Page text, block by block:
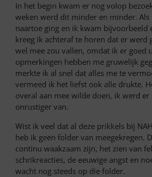
In het begin kwam er nog volop
weken werd dit minder en minder. Als
naartoe ging en ik kwam bijvoorbeeld
kreeg ik achteraf te horen dat er werd
wel mee zou vallen, omdat ik er goed
opmerkingen hebben me gruwelijk
merkte ik al snel dat alles me te
vermeed ik het liefst ook alle drukte.
overal aan mee wilde doen, ik werd er
onrustiger van.
Wist ik veel dat al deze prikkels bij
heb ik geen folder van meegekregen.
continu waakzaam zijn, het zien van
schrikreacties, de eeuwige angst en
wacht nog steeds op die folder.